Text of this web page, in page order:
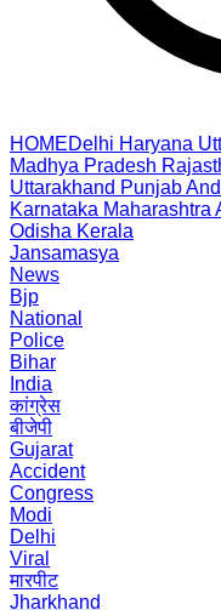
HOMEDelhi Haryana
Madhya Pradesh
Uttarakhand Punjab
Karnataka Maharashtra
Odisha Kerala
Jansamasya
News
Bjp
National
Police
Bihar
India
कांग्रेस
बीजेपी
Gujarat
Accident
Congress
Modi
Delhi
Viral
मारपीट
Jharkhand